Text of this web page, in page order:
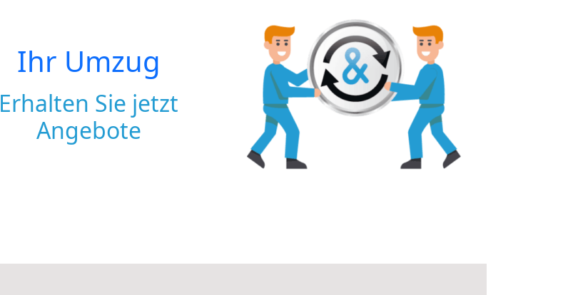
Ihr Umzug
Erhalten Sie jetzt
Angebote